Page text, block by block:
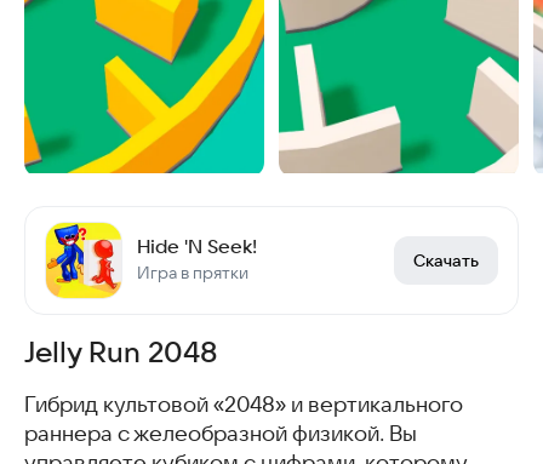
Hide 'N Seek!
Игра в прятки
Скачать
Jelly Run 2048
Гибрид культовой «2048» и вертикального
раннера с желеобразной физикой. Вы